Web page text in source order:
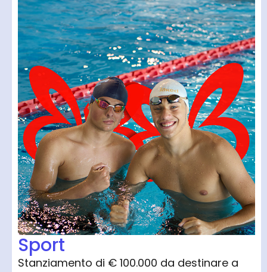
Sport
Stanziamento di € 100.000 da destinare a